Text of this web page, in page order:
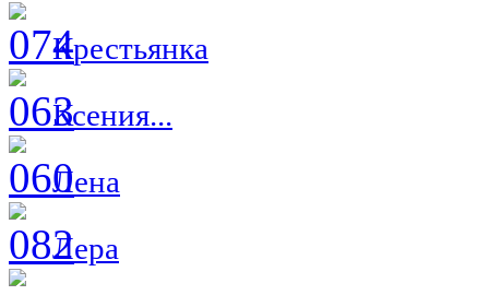
Крестьянка
Ксения...
Лена
Лера